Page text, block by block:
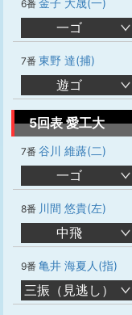
6番 金子 大晟(一)
一ゴ
7番 東野 達(捕)
遊ゴ
5回表 愛工大
7番 谷川 維蕗(二)
一ゴ
8番 川間 悠貴(左)
中飛
9番 亀井 海夏人(指)
三振（見逃し）